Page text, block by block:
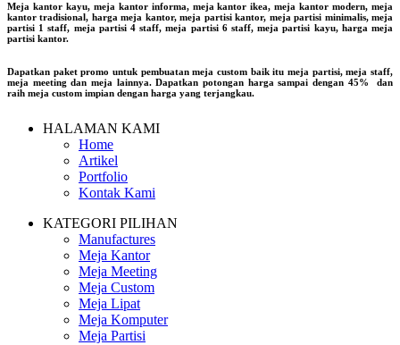
Meja kantor kayu, meja kantor informa, meja kantor ikea, meja kantor modern, meja
kantor tradisional, harga meja kantor, meja partisi kantor, meja partisi minimalis, meja
partisi 1 staff, meja partisi 4 staff, meja partisi 6 staff, meja partisi kayu, harga meja
partisi kantor.
Dapatkan paket promo untuk pembuatan meja custom baik itu meja partisi, meja staff,
meja meeting dan meja lainnya. Dapatkan potongan harga sampai dengan 45% dan
raih meja custom impian dengan harga yang terjangkau.
HALAMAN KAMI
Home
Artikel
Portfolio
Kontak Kami
KATEGORI PILIHAN
Manufactures
Meja Kantor
Meja Meeting
Meja Custom
Meja Lipat
Meja Komputer
Meja Partisi